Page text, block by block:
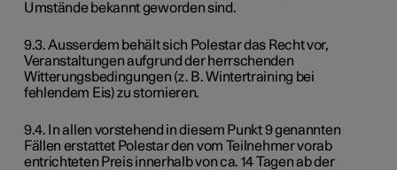
Umstände bekannt geworden sind.
9.3. Ausserdem behält sich Polestar das Recht vor,
Veranstaltungen aufgrund der herrschenden
Witterungsbedingungen (z. B. Wintertraining bei
fehlendem Eis) zu stornieren.
9.4. In allen vorstehend in diesem Punkt 9 genannten
Fällen erstattet Polestar den vom Teilnehmer vorab
entrichteten Preis innerhalb von ca. 14 Tagen ab der